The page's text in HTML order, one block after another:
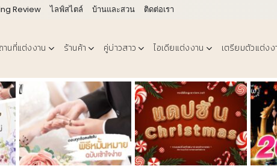
Review ไลฟ์สไตล์ บ้านและสวน ติดต่อเรา
านที่แต่งงาน ร้านค้า คู่บ่าวสาว ไอเดียแต่งงาน เตรียมตัวแต่งง